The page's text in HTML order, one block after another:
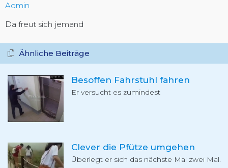
Admin
Da freut sich jemand
Ähnliche Beiträge
Besoffen Fahrstuhl fahren
Er versucht es zumindest
Clever die Pfütze umgehen
Überlegt er sich das nächste Mal zwei Mal.